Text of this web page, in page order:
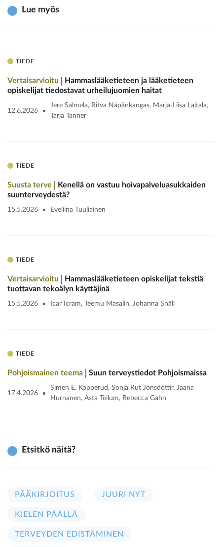
Lue myös
TIEDE
Vertaisarvioitu
Hammaslääketieteen ja lääketieteen
opiskelijat tiedostavat urheilu­juomien haitat
12.6.2026
Jere Salmela, Ritva Näpänkangas, Marja-Liisa Laitala,
Tarja Tanner
TIEDE
Suusta terve
Kenellä on vastuu hoivapalvelu­asukkaiden
suunterveydestä?
15.5.2026 Eveliina Tuuliainen
TIEDE
Vertaisarvioitu
Hammaslääketieteen opiskelijat tekstiä
tuottavan tekoälyn käyttäjinä
15.5.2026 Icar Icram, Teemu Masalin, Johanna Snäll
TIEDE
Pohjoismainen teema Suun terveystiedot Pohjoismaissa
17.4.2026
Simen E. Kopperud, Sonja Rut Jónsdóttir, Jaana
Hurnanen, Asta Teilum, Rebecca Gahn
Etsitkö näitä?
PÄÄKIRJOITUS JUURI NYT
KIELEN PÄÄLLÄ
TERVEYDEN EDISTÄMINEN